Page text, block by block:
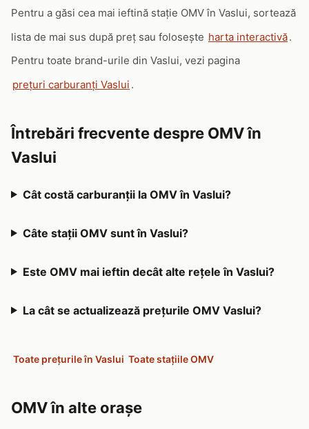
Pentru a găsi cea mai ieftină stație OMV în Vaslui, sortează
lista de mai sus după preț sau folosește harta interactivă.
Pentru toate brand-urile din Vaslui, vezi pagina
prețuri carburanți Vaslui .
Întrebări frecvente despre OMV în
Vaslui
Cât costă carburanții la OMV în Vaslui?
Câte stații OMV sunt în Vaslui?
Este OMV mai ieftin decât alte rețele în Vaslui?
La cât se actualizează prețurile OMV Vaslui?
Toate prețurile în Vaslui Toate stațiile OMV
OMV în alte orașe